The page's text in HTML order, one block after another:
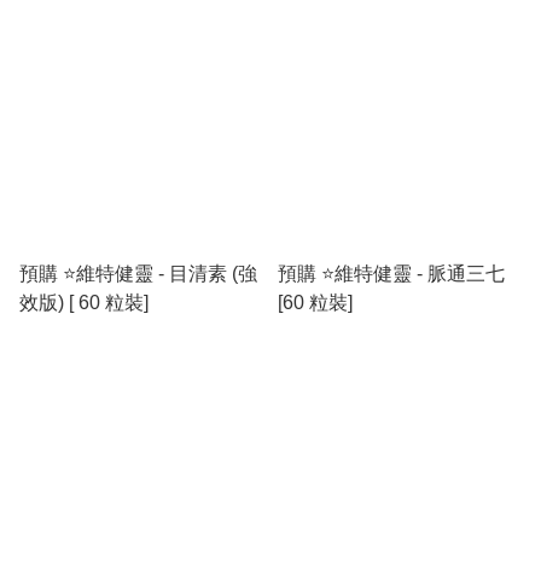
預購 ⭐️維特健靈 - 目清素 (強
效版) [ 60 粒裝]
預購 ⭐️維特健靈 - 脈通三七
[60 粒裝]